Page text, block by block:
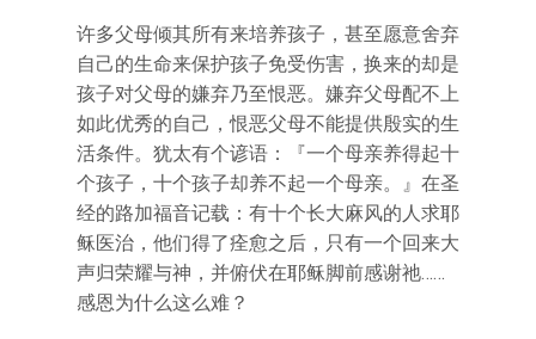
许多父母倾其所有来培养孩子，甚至愿意舍弃
自己的生命来保护孩子免受伤害，换来的却是
孩子对父母的嫌弃乃至恨恶。嫌弃父母配不上
如此优秀的自己，恨恶父母不能提供殷实的生
活条件。犹太有个谚语：『一个母亲养得起十
个孩子，十个孩子却养不起一个母亲。』在圣
经的路加福音记载：有十个长大麻风的人求耶
稣医治，他们得了痊愈之后，只有一个回来大
声归荣耀与神，并俯伏在耶稣脚前感谢祂……
感恩为什么这么难？